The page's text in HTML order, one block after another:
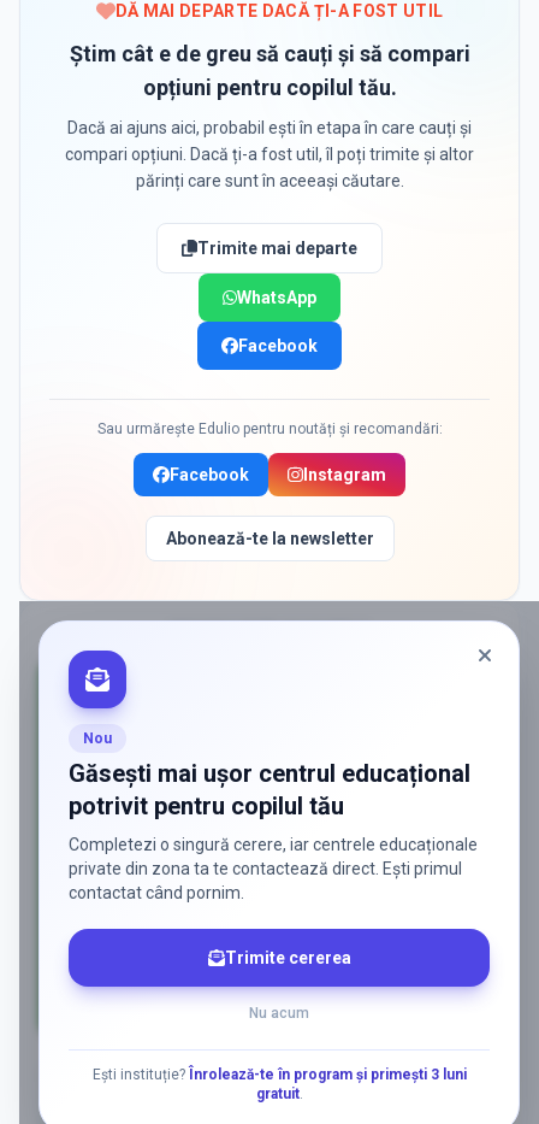
DĂ MAI DEPARTE DACĂ ȚI-A FOST UTIL
Știm cât e de greu să cauți și să compari
opțiuni pentru copilul tău.
Dacă ai ajuns aici, probabil ești în etapa în care cauți și
compari opțiuni. Dacă ți-a fost util, îl poți trimite și altor
părinți care sunt în aceeași căutare.
Trimite mai departe
WhatsApp
Facebook
Sau urmărește Edulio pentru noutăți și recomandări:
Facebook Instagram
Abonează-te la newsletter
Nou
Găsești mai ușor centrul educațional
potrivit pentru copilul tău
Completezi o singură cerere, iar centrele educaționale
private din zona ta te contactează direct. Ești primul
contactat când pornim.
Trimite cererea
Nu acum
Ești instituție?
Înrolează-te în program și primești 3 luni
gratuit.
Vrei să ajungi la părinții care